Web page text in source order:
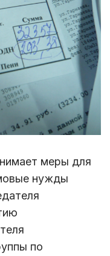
меры для
нужды
по